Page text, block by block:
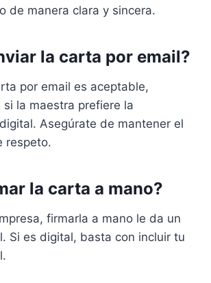
de manera clara y sincera.
la carta por email?
por email es aceptable,
si la maestra prefiere la
Asegúrate de mantener el
respeto.
la carta a mano?
firmarla a mano le da un
Si es digital, basta con incluir tu